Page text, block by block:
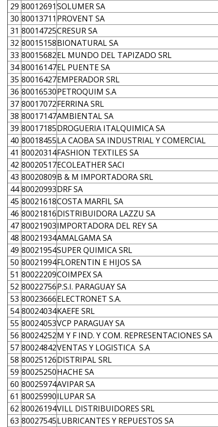
29 80012691SOLUMER SA
30 80013711 PROVENT SA
31 80014725CRESUR SA
32 80015158BIONATURAL SA
33 80015682EL MUNDO DEL TAPIZADO SRL
34 80016147EL PUENTE SA
35 80016427EMPERADOR SRL
36 80016530PETROQUIM S.A
37 80017072FERRINA SRL
38 80017147AMBIENTAL SA
39 80017185DROGUERIA ITALQUIMICA SA
40 80018455LA CAOBA SA INDUSTRIAL Y COMERCIAL
41 80020314FASHION TEXTILES SA
42 80020517ECOLEATHER SACI
43 80020809B & M IMPORTADORA SRL
44 80020993DRF SA
45 80021618COSTA MARFIL SA
46 80021816DISTRIBUIDORA LAZZU SA
47 80021903IMPORTADORA DEL REY SA
48 80021934AMALGAMA SA
49 80021954SUPER QUIMICA SRL
50 80021994FLORENTIN E HIJOS SA
51 80022209COIMPEX SA
52 80022756P.S.I. PARAGUAY SA
53 80023666ELECTRONET S.A.
54 80024034KAEFE SRL
55 80024053VCP PARAGUAY SA
56 80024252M Y F IND. Y COM. REPRESENTACIONES SA
57 80024842VENTAS Y LOGISTICA S.A
58 80025126DISTRIPAL SRL
59 80025250HACHE SA
60 80025974AVIPAR SA
61 80025990ILUPAR SA
62 80026194VILL DISTRIBUIDORES SRL
63 80027545LUBRICANTES Y REPUESTOS SA